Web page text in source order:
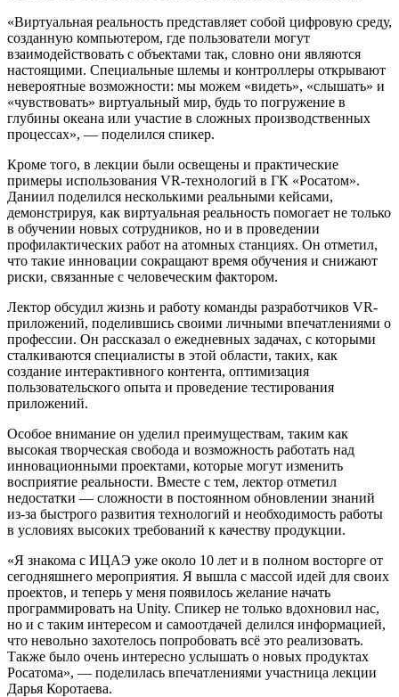
«Виртуальная реальность представляет собой цифровую среду,
созданную компьютером, где пользователи могут
взаимодействовать с объектами так, словно они являются
настоящими. Специальные шлемы и контроллеры открывают
невероятные возможности: мы можем «видеть», «слышать» и
«чувствовать» виртуальный мир, будь то погружение в
глубины океана или участие в сложных производственных
процессах», — поделился спикер.
Кроме того, в лекции были освещены и практические
примеры использования VR-технологий в ГК «Росатом».
Даниил поделился несколькими реальными кейсами,
демонстрируя, как виртуальная реальность помогает не только
в обучении новых сотрудников, но и в проведении
профилактических работ на атомных станциях. Он отметил,
что такие инновации сокращают время обучения и снижают
риски, связанные с человеческим фактором.
Лектор обсудил жизнь и работу команды разработчиков VR-
приложений, поделившись своими личными впечатлениями о
профессии. Он рассказал о ежедневных задачах, с которыми
сталкиваются специалисты в этой области, таких, как
создание интерактивного контента, оптимизация
пользовательского опыта и проведение тестирования
приложений.
Особое внимание он уделил преимуществам, таким как
высокая творческая свобода и возможность работать над
инновационными проектами, которые могут изменить
восприятие реальности. Вместе с тем, лектор отметил
недостатки — сложности в постоянном обновлении знаний
из-за быстрого развития технологий и необходимость работы
в условиях высоких требований к качеству продукции.
«Я знакома с ИЦАЭ уже около 10 лет и в полном восторге от
сегодняшнего мероприятия. Я вышла с массой идей для своих
проектов, и теперь у меня появилось желание начать
программировать на Unity. Спикер не только вдохновил нас,
но и с таким интересом и самоотдачей делился информацией,
что невольно захотелось попробовать всё это реализовать.
Также было очень интересно услышать о новых продуктах
Росатома», — поделилась впечатлениями участница лекции
Дарья Коротаева.